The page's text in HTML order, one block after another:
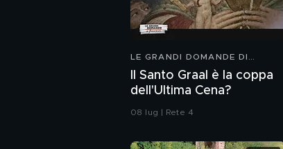
LE GRANDI DOMANDE DI
Il Santo Graal è la coppa
dell'Ultima Cena?
08 lug | Rete 4